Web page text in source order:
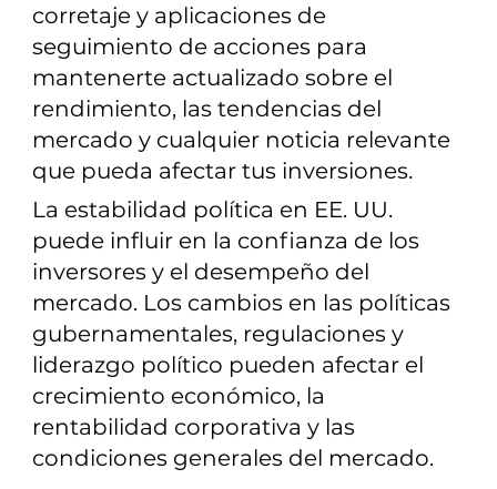
corretaje y aplicaciones de
seguimiento de acciones para
mantenerte actualizado sobre el
rendimiento, las tendencias del
mercado y cualquier noticia relevante
que pueda afectar tus inversiones.
La estabilidad política en EE. UU.
puede influir en la confianza de los
inversores y el desempeño del
mercado. Los cambios en las políticas
gubernamentales, regulaciones y
liderazgo político pueden afectar el
crecimiento económico, la
rentabilidad corporativa y las
condiciones generales del mercado.